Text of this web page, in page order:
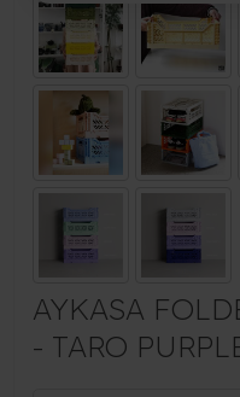
AYKASA
- TARO